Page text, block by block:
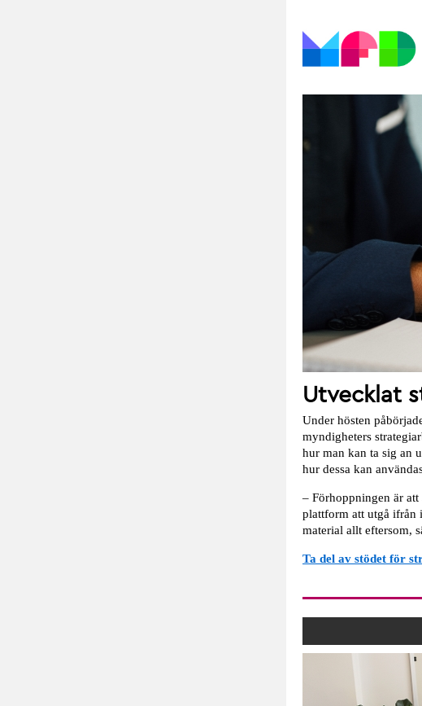
Utvecklat
Under hösten
myndigheters
hur man kan ta sig an
hur dessa kan
– Förhoppningen är
plattform att utgå ifrån
material allt eftersom,
Ta del av stödet för